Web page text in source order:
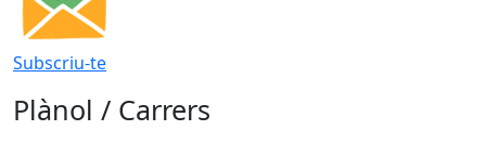
Subscriu-te
Plànol / Carrers